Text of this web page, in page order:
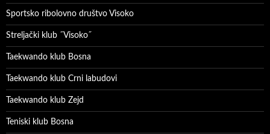
Sportsko ribolovno društvo Visoko
Streljački klub ˝Visoko˝
Taekwando klub Bosna
Taekwando klub Crni labudovi
Taekwando klub Zejd
Teniski klub Bosna